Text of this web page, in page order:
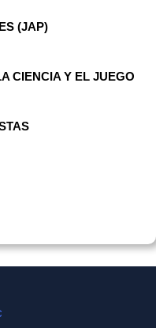
(JAP)
CIENCIA Y EL JUEGO